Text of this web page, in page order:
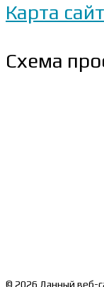
Карта
Схема
© 2026 Данный веб-